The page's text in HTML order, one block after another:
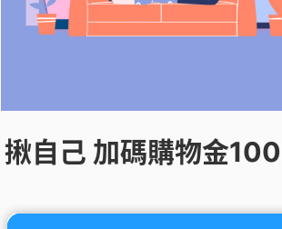
揪自己 加碼購物金